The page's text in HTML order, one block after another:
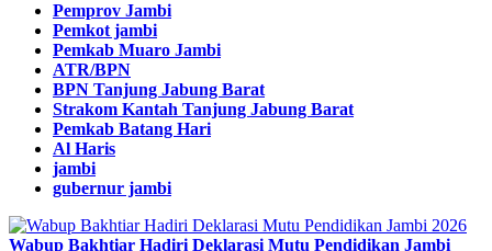
Pemprov Jambi
Pemkot jambi
Pemkab Muaro Jambi
ATR/BPN
BPN Tanjung Jabung Barat
Strakom Kantah Tanjung Jabung Barat
Pemkab Batang Hari
Al Haris
jambi
gubernur jambi
Wabup Bakhtiar Hadiri Deklarasi Mutu Pendidikan Jambi